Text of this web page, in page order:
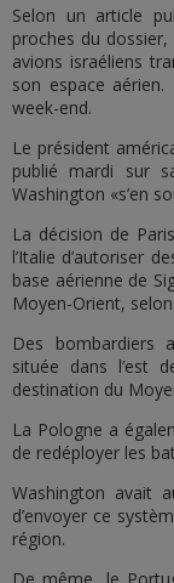
Selon un article
proches du
avions israéliens
son espace
week-end.
Le président
publié mardi sur
Washington «s’en
La décision de
l’Italie d’autoriser
base aérienne de
Moyen-Orient, selon
Des bombardiers
située dans l’est
destination du
La Pologne a
de redéployer les
Washington avait
d’envoyer ce
région.